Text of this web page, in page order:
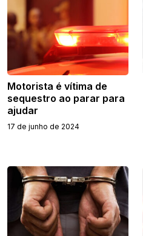
Motorista é vítima de
sequestro ao parar para
ajudar
17 de junho de 2024